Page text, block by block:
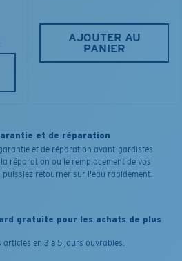
AJOUTER AU
PANIER
et de réparation
et de réparation avant-gardistes
réparation ou le remplacement de vos
puissiez retourner sur l'eau rapidement.
gratuite pour les achats de plus
articles en 3 à 5 jours ouvrables.